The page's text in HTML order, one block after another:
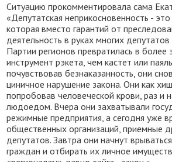
Ситуацию прокомментировала сама
«Депутатская неприкосновенность -
которая вместо гарантий от
деятельность в руках многих
Партии регионов превратилась в
инструмент рэкета, чем кастет или
почувствовав безнаказанность, они
циничное нарушение закона. Они как
попробовав человеческой крови, раз и
людоедом. Вчера они захватывали
режимные предприятия, а сегодня уже
общественных организаций, приемные
депутатов. Завтра они начнут
граждан и отбирать их личное